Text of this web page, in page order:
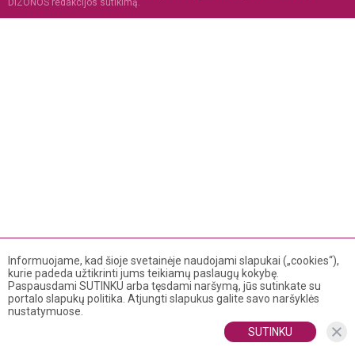
Informuojame, kad šioje svetainėje naudojami slapukai („cookies“),
kurie padeda užtikrinti jums teikiamų paslaugų kokybę.
Paspausdami SUTINKU arba tęsdami naršymą, jūs sutinkate su
portalo slapukų politika. Atjungti slapukus galite savo naršyklės
nustatymuose.
SUTINKU